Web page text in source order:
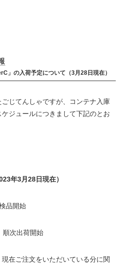
」の入荷予定について（3月28日現在）
じてんしゃですが、コンテナ入庫
ジュールにつきまして下記のとお
年3月28日現在）
品開始
次出荷開始
在ご注文をいただいている分に関